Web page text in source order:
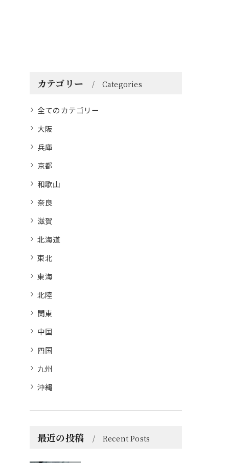
カテゴリー Categories
全てのカテゴリー
大阪
兵庫
京都
和歌山
奈良
滋賀
北海道
東北
東海
北陸
関東
中国
四国
九州
沖縄
最近の投稿 Recent Posts